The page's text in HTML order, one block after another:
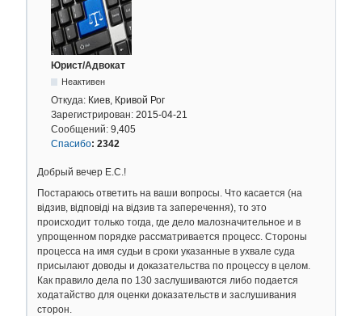
Юрист/Адвокат
Неактивен
Откуда: Киев, Кривой Рог
Зарегистрирован: 2015-04-21
Сообщений: 9,405
Спасибо: 2342
Добрый вечер Е.С.!
Постараюсь ответить на ваши вопросы. Что касается (на
відзив, відповіді на відзив та заперечення), то это
происходит только тогда, где дело малозначительное и в
упрощенном порядке рассматривается процесс. Стороны
процесса на имя судьи в сроки указанные в ухвале суда
присылают доводы и доказательства по процессу в целом.
Как правило дела по 130 заслушиваются либо подается
ходатайство для оценки доказательств и заслушивания
сторон.